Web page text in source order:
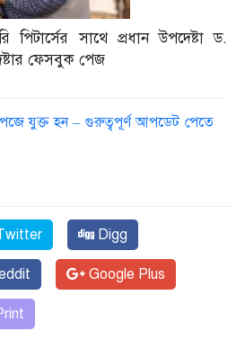
পিটার্সের সাথে প্রধান উপদেষ্টা ড.
ফেসবুক পেজ
যুক্ত হন – গুরুত্বপূর্ণ আপডেট পেতে
Digg
Google Plus